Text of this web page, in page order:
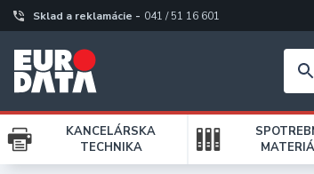
Sklad a reklamácie - 041 / 51 16 601
KANCELÁRSKA
TECHNIKA